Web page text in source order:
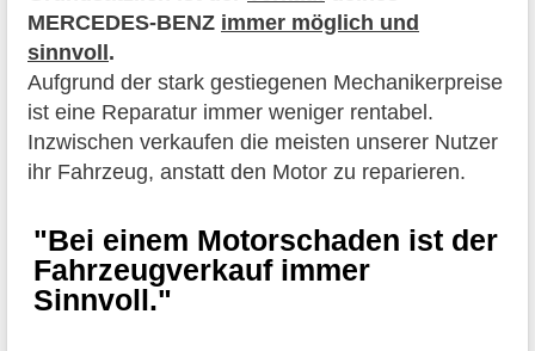
MERCEDES-BENZ immer möglich und
sinnvoll .
Aufgrund der stark gestiegenen Mechanikerpreise
ist eine Reparatur immer weniger rentabel.
Inzwischen verkaufen die meisten unserer Nutzer
ihr Fahrzeug, anstatt den Motor zu reparieren.
"Bei einem Motorschaden ist der
Fahrzeugverkauf immer
Sinnvoll."